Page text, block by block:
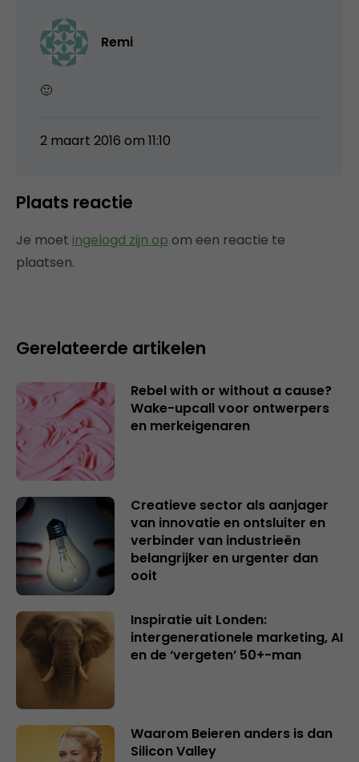
Remi
🙂
2 maart 2016 om 11:10
Plaats reactie
Je moet ingelogd zijn op om een reactie te
plaatsen.
Gerelateerde artikelen
Rebel with or without a cause?
Wake-upcall voor ontwerpers
en merkeigenaren
Creatieve sector als aanjager
van innovatie en ontsluiter en
verbinder van industrieën
belangrijker en urgenter dan
ooit
Inspiratie uit Londen:
intergenerationele marketing, AI
en de ‘vergeten’ 50+-man
Waarom Beieren anders is dan
Silicon Valley